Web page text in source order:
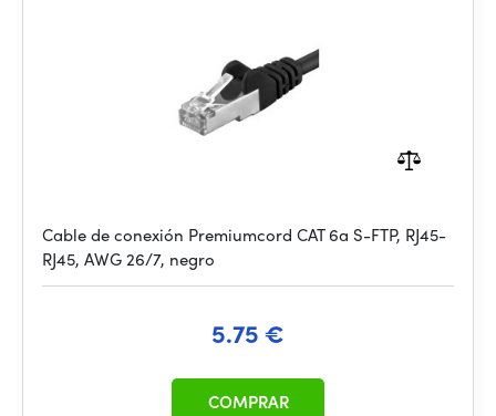
Cable de conexión Premiumcord CAT 6a S-FTP, RJ45-
RJ45, AWG 26/7, negro
5.75 €
COMPRAR